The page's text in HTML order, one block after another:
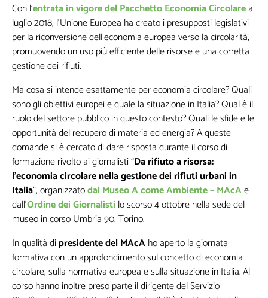
Con l’entrata in vigore del Pacchetto Economia Circolarea
luglio 2018, l’Unione Europea ha creato i presupposti legislativi
per la riconversione dell’economia europea verso la circolarità,
promuovendo un uso più efficiente delle risorse e una corretta
gestione dei rifiuti.
Ma cosa si intende esattamente per economia circolare? Quali
sono gli obiettivi europei e quale la situazione in Italia? Qual è il
ruolo del settore pubblico in questo contesto? Quali le sfide e le
opportunità del recupero di materia ed energia? A queste
domande si è cercato di dare risposta durante il corso di
formazione rivolto ai giornalisti “Da rifiuto a risorsa:
l’economia circolare nella gestione dei rifiuti urbani in
Italia”, organizzatodal Museo A come Ambiente – MAcAe
dall’Ordine dei Giornalisti lo scorso 4 ottobre nella sede del
museo in corso Umbria 90, Torino.
In qualità dipresidente del MAcAho aperto la giornata
formativa con un approfondimento sul concetto di economia
circolare, sulla normativa europea e sulla situazione in Italia. Al
corso hanno inoltre preso parte il dirigente del Servizio
Lasciaci la tua Email per ricevere contenuti
esclusivi o in anteprima